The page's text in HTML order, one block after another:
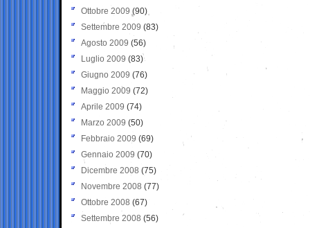
Ottobre 2009 (90)
Settembre 2009 (83)
Agosto 2009 (56)
Luglio 2009 (83)
Giugno 2009 (76)
Maggio 2009 (72)
Aprile 2009 (74)
Marzo 2009 (50)
Febbraio 2009 (69)
Gennaio 2009 (70)
Dicembre 2008 (75)
Novembre 2008 (77)
Ottobre 2008 (67)
Settembre 2008 (56)